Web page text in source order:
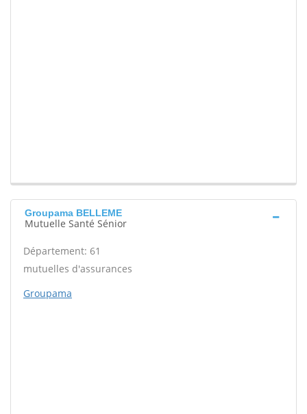
Groupama BELLEME
Mutuelle Santé Sénior
Département: 61
mutuelles d'assurances
Groupama